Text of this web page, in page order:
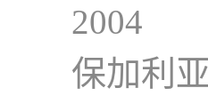
2004
保加利